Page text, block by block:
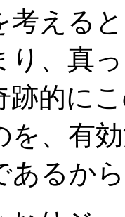
考える
り、真
跡的に
を、有
あるか